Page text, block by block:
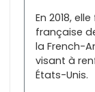
En 2018,
française
la French-
visant à
États-Unis.